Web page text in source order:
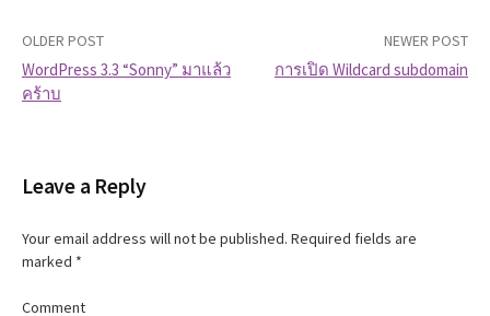
P
s
t
OLDER POST
WordPress 3.3 “Sonny” มาแล้ว
คร้าบ
NEWER POST
การเปิด Wildcard subdomain
Leave a Reply
Your email address will not be published. Required fields are
marked *
Comment